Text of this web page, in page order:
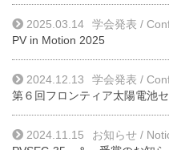
2025.03.14
学会発表 /
PV in Motion 2025
2024.12.13
学会発表 /
第６回フロンティア太陽電池
2024.11.15 お知らせ /